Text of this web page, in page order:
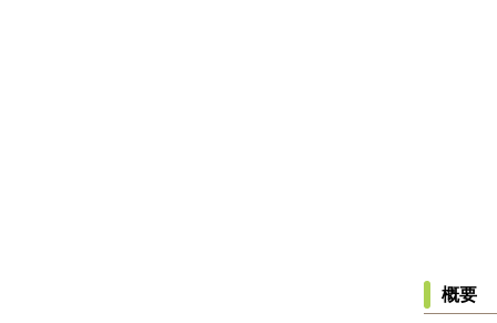
概要